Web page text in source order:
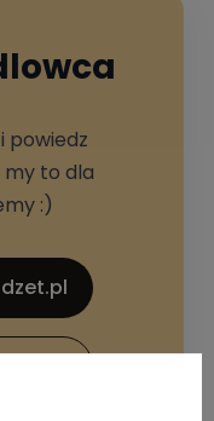
powiedz
my to dla
:)